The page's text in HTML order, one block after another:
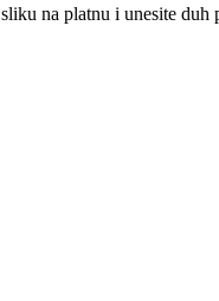
na platnu i unesite